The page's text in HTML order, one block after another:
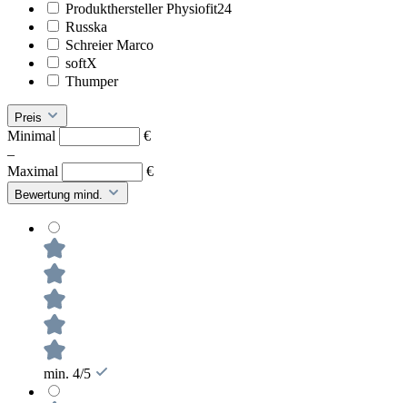
Produkthersteller Physiofit24
Russka
Schreier Marco
softX
Thumper
Preis
Minimal
€
–
Maximal
€
Bewertung mind.
min. 4/5